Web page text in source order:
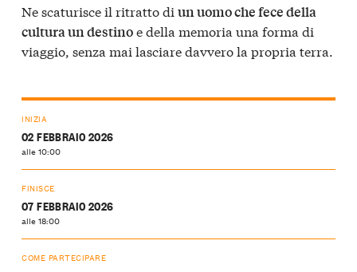
Ne scaturisce il ritratto di un uomo che fece della
cultura un destinoe della memoria una forma di
viaggio, senza mai lasciare davvero la propria terra.
INIZIA
02 FEBBRAIO 2026
alle 10:00
FINISCE
07 FEBBRAIO 2026
alle 18:00
COME PARTECIPARE